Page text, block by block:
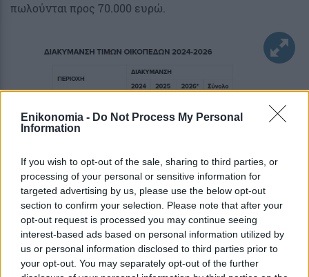
Enikonomia - Do Not Process My Personal
Information
If you wish to opt-out of the sale, sharing to third parties, or
processing of your personal or sensitive information for
targeted advertising by us, please use the below opt-out
section to confirm your selection. Please note that after your
opt-out request is processed you may continue seeing
interest-based ads based on personal information utilized by
us or personal information disclosed to third parties prior to
your opt-out. You may separately opt-out of the further
πωλούνται προς 70.000 ευρώ.